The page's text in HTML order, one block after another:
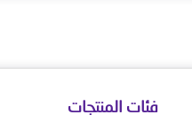
فئات المنتجات